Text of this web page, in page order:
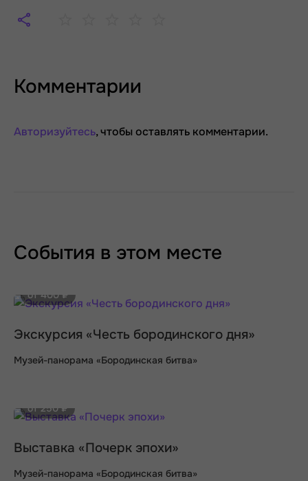
Комментарии
Авторизуйтесь, чтобы оставлять комментарии.
События в этом месте
от 400 ₽
Экскурсия «Честь бородинского дня»
Музей-панорама «Бородинская битва»
от 250 ₽
Выставка «Почерк эпохи»
Музей-панорама «Бородинская битва»